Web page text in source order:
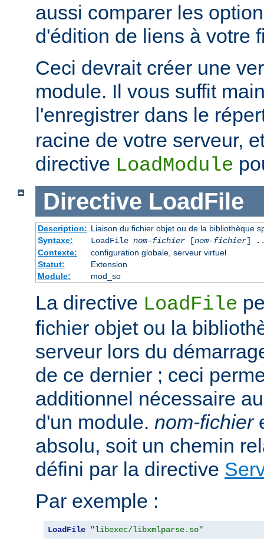
aussi comparer les
d'édition de liens à votre
Ceci devrait créer une
module. Il vous suffit
l'enregistrer dans le
racine de votre serveur,
directive LoadModule
Directive LoadFile
Description: Liaison du fichier objet ou de la bibliothèque
Syntaxe:
LoadFile nom-fichier[nom-fichier]
Contexte:
configuration globale, serveur virtuel
Statut:
Extension
Module:
mod_so
La directive LoadFile
fichier objet ou la
serveur lors du
de ce dernier ; ceci
additionnel nécessaire
d'un module. nom-fichier
absolu, soit un chemin
défini par la directive
Par exemple :
LoadFile "libexec/libxmlparse.so"